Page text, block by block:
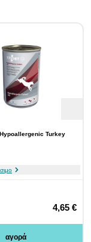
Turkey
4,65 €
αγορά